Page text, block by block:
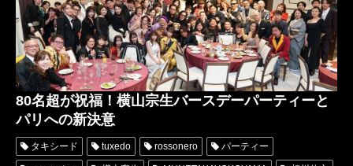
オーダータキシード東京 レンタルタキシード東京
タキシード東京 JFCAフォーマルウェアコンテスト みちょぱ
THERAMPAGE アンミカ FULLCASTRAISERZ
TinyTwiggz 筋達磨 きもの ミスター着物美男
アニヴェルセル表参道
80名超が祝福！横山宗生バースデーパーティーと
パリへの新決意
タキシード tuxedo rossonero パーティー